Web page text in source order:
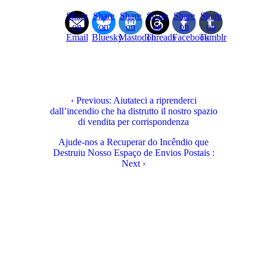
Share
on
Email
Share
on
Bluesky
Share
on
Mastodon
Share
on
Threads
Share
on
Facebook
Share
on
Tumblr
‹ Previous: Aiutateci a riprenderci
dall’incendio che ha distrutto il nostro spazio
di vendita per corrispondenza
Ajude-nos a Recuperar do Incêndio que
Destruiu Nosso Espaço de Envios Postais :
Next ›